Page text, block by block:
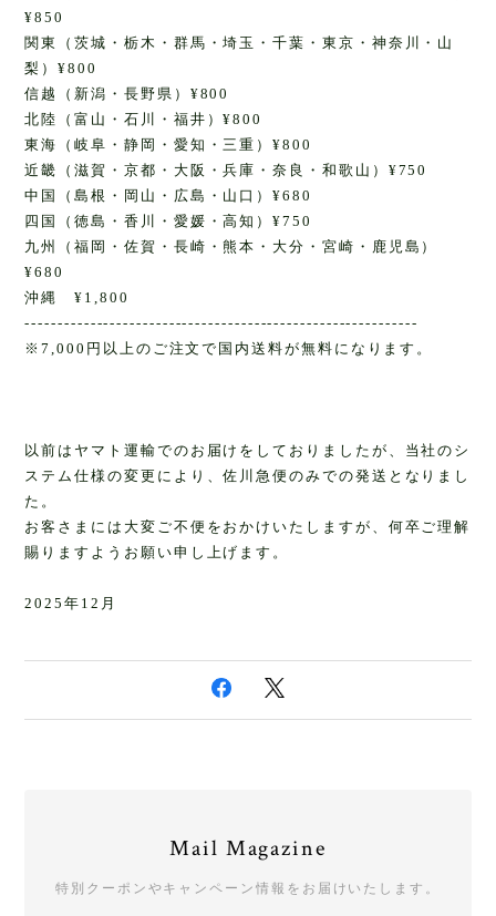
¥850
関東（茨城・栃木・群馬・埼玉・千葉・東京・神奈川・山
梨）¥800
信越（新潟・長野県）¥800
北陸（富山・石川・福井）¥800
東海（岐阜・静岡・愛知・三重）¥800
近畿（滋賀・京都・大阪・兵庫・奈良・和歌山）¥750
中国（島根・岡山・広島・山口）¥680
四国（徳島・香川・愛媛・高知）¥750
九州（福岡・佐賀・長崎・熊本・大分・宮崎・鹿児島）
¥680
沖縄 ¥1,800
------------------------------------------------------------
※7,000円以上のご注文で国内送料が無料になります。
以前はヤマト運輸でのお届けをしておりましたが、当社のシ
ステム仕様の変更により、佐川急便のみでの発送となりまし
た。
お客さまには大変ご不便をおかけいたしますが、何卒ご理解
賜りますようお願い申し上げます。
2025年12月
Mail Magazine
特別クーポンやキャンペーン情報をお届けいたします。